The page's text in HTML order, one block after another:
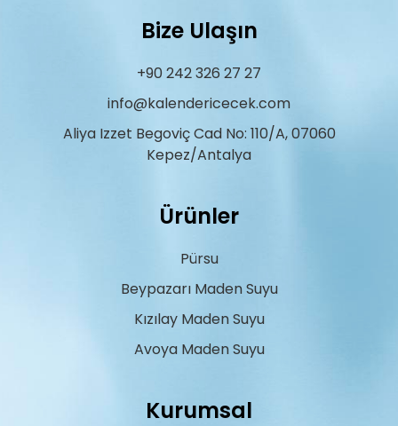
Bize Ulaşın
+90 242 326 27 27
info@kalendericecek.com
Aliya Izzet Begoviç Cad No: 110/A, 07060
Kepez/Antalya
Ürünler
Pürsu
Beypazarı Maden Suyu
Kızılay Maden Suyu
Avoya Maden Suyu
Kurumsal